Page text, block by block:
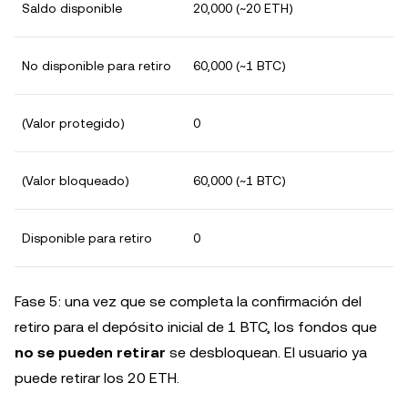
Saldo disponible 20,000 (~20 ETH)
No disponible para retiro 60,000 (~1 BTC)
(Valor protegido) 0
(Valor bloqueado) 60,000 (~1 BTC)
Disponible para retiro 0
Fase 5: una vez que se completa la confirmación del
retiro para el depósito inicial de 1 BTC, los fondos que
no se pueden retirar se desbloquean. El usuario ya
puede retirar los 20 ETH.